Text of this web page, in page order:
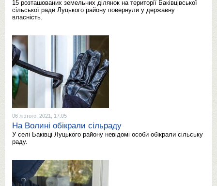
15 розташованих земельних ділянок на території Баківцівської
сільської ради Луцького району повернули у державну
власність.
06 лютого, 2021, 17:05
На Волині обікрали сільраду
У селі Баківці Луцького району невідомі особи обікрали сільську
раду.